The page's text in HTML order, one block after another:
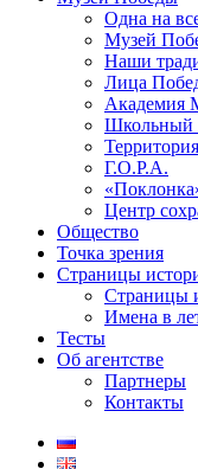
Одна на
Музей
Наши
Лица
Академия
Школьный
Г.О.Р.А.
Центр
Общество
Точка зрения
Страницы
Страницы
Имена в
Тесты
Об агентстве
Партнеры
Контакты